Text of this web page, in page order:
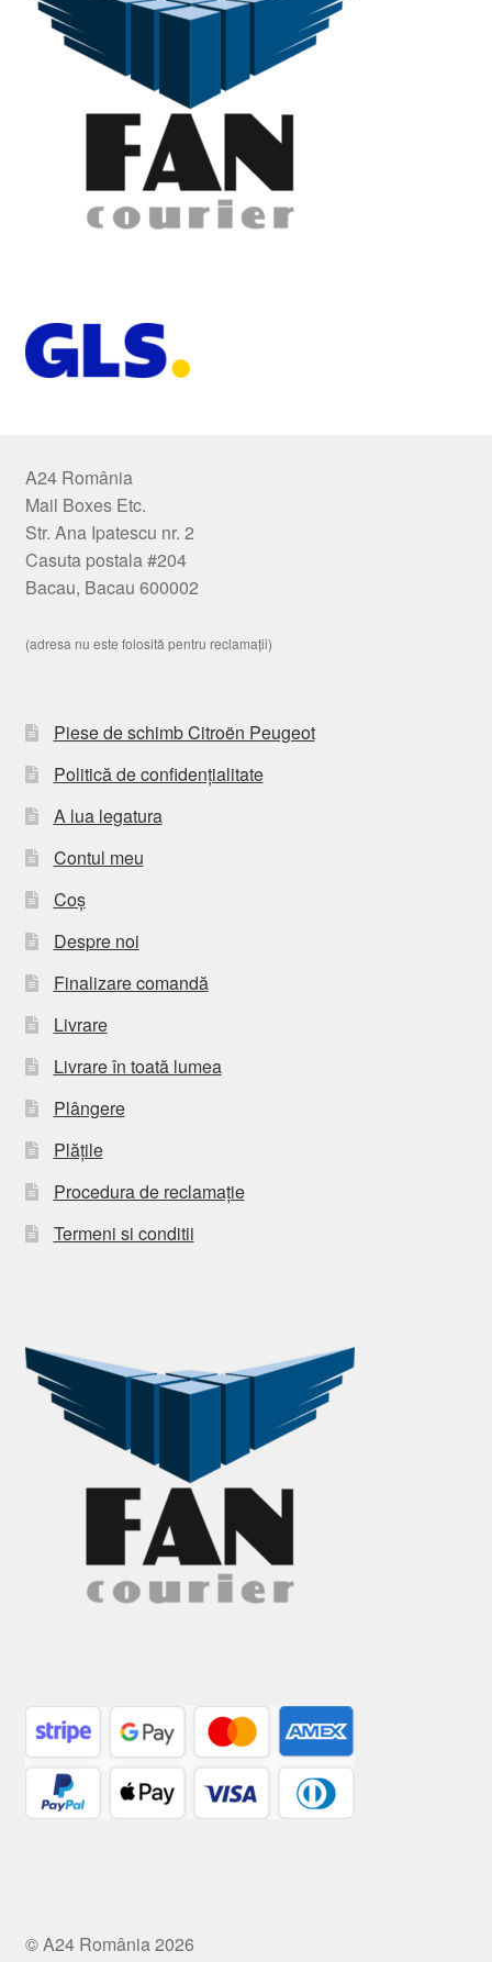
A24 România
Mail Boxes Etc.
Str. Ana Ipatescu nr. 2
Casuta postala #204
Bacau, Bacau 600002
(adresa nu este folosită pentru reclamații)
Piese de schimb Citroën Peugeot
Politică de confidențialitate
A lua legatura
Contul meu
Coș
Despre noi
Finalizare comandă
Livrare
Livrare în toată lumea
Plângere
Plățile
Procedura de reclamație
Termeni si conditii
© A24 România 2026